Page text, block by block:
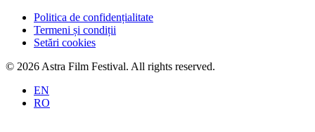
Politica de confidențialitate
Termeni și condiții
Setări cookies
© 2026 Astra Film Festival. All rights reserved.
EN
RO